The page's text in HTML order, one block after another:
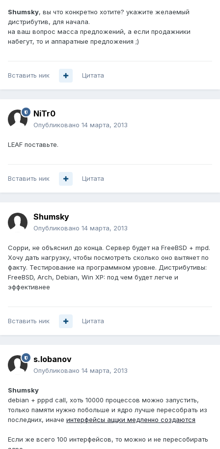
Shumsky, вы что конкретно хотите? укажите желаемый
дистрибутив, для начала.
на ваш вопрос масса предложений, а если продажники
набегут, то и аппаратные предложения ;)
Вставить ник Цитата
NiTr0
Опубликовано 14 марта, 2013
LEAF поставьте.
Вставить ник Цитата
Shumsky
Опубликовано 14 марта, 2013
Сорри, не объяснил до конца. Сервер будет на FreeBSD + mpd.
Хочу дать нагрузку, чтобы посмотреть сколько оно вытянет по
факту. Тестирование на программном уровне. Дистрибутивы:
FreeBSD, Arch, Debian, Win XP: под чем будет легче и
эффективнее
Вставить ник Цитата
s.lobanov
Опубликовано 14 марта, 2013
Shumsky
debian + pppd call, хоть 10000 процессов можно запустить,
только памяти нужно побольше и ядро лучше пересобрать из
последних, иначе интерфейсы аццки медленно создаются
Если же всего 100 интерфейсов, то можно и не пересобирать